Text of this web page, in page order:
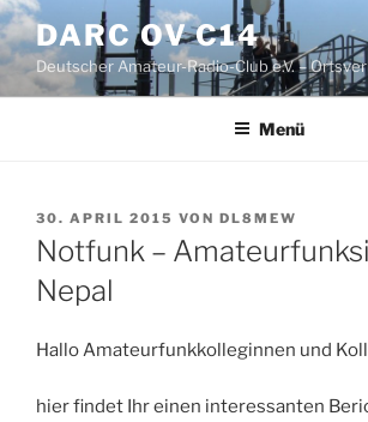
Zum
Inhalt
springen
DARC OV C14
Deutscher Amateur-Radio-Club e.V. –
Menü
VERÖFFENTLICHT
AM
30. APRIL 2015 VON DL8MEW
Notfunk –
Nepal
Hallo Amateurfunkkolleginnen und
hier findet Ihr einen interessanten